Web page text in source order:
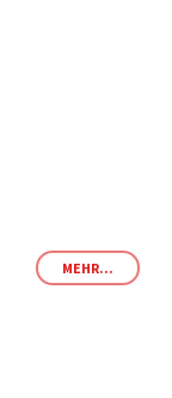
MEHR...